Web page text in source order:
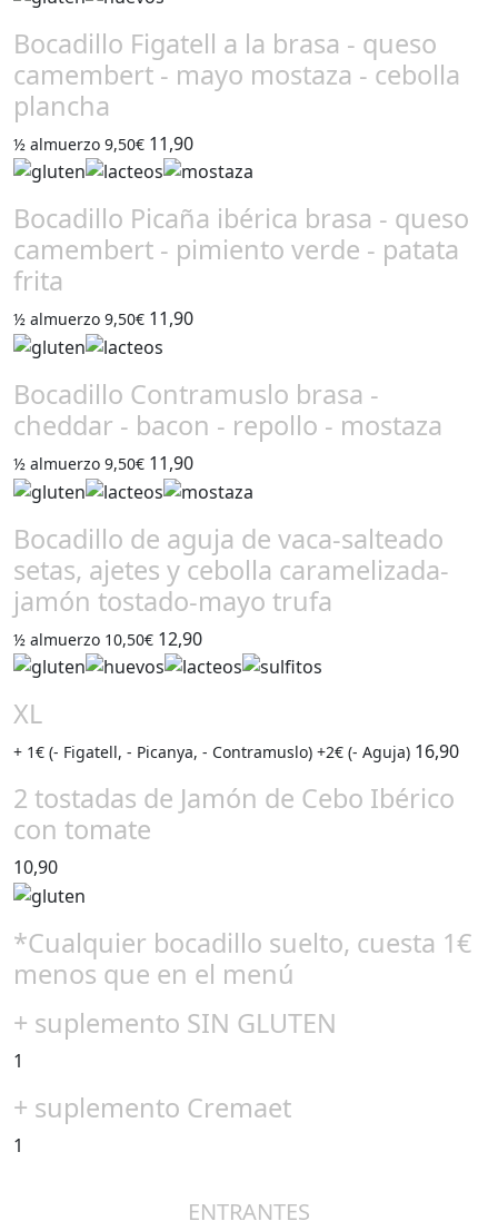
Bocadillo Figatell a la brasa - queso
camembert - mayo mostaza - cebolla
plancha
½ almuerzo 9,50€ 11,90
Bocadillo Picaña ibérica brasa - queso
camembert - pimiento verde - patata
frita
½ almuerzo 9,50€ 11,90
Bocadillo Contramuslo brasa -
cheddar - bacon - repollo - mostaza
½ almuerzo 9,50€ 11,90
Bocadillo de aguja de vaca-salteado
setas, ajetes y cebolla caramelizada-
jamón tostado-mayo trufa
½ almuerzo 10,50€ 12,90
XL
+ 1€ (- Figatell, - Picanya, - Contramuslo) +2€ (- Aguja) 16,90
2 tostadas de Jamón de Cebo Ibérico
con tomate
10,90
*Cualquier bocadillo suelto, cuesta 1€
menos que en el menú
+ suplemento SIN GLUTEN
1
+ suplemento Cremaet
1
ENTRANTES